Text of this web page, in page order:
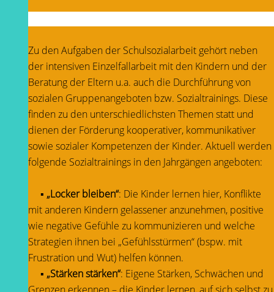
Zu den Aufgaben der Schulsozialarbeit gehört neben
der intensiven Einzelfallarbeit mit den Kindern und der
Beratung der Eltern u.a. auch die Durchführung von
sozialen Gruppenangeboten bzw. Sozialtrainings. Diese
finden zu den unterschiedlichsten Themen statt und
dienen der Förderung kooperativer, kommunikativer
sowie sozialer Kompetenzen der Kinder. Aktuell werden
folgende Sozialtrainings in den Jahrgängen angeboten:
▪ „Locker bleiben“: Die Kinder lernen hier, Konflikte
mit anderen Kindern gelassener anzunehmen, positive
wie negative Gefühle zu kommunizieren und welche
Strategien ihnen bei „Gefühlsstürmen“ (bspw. mit
Frustration und Wut) helfen können.
▪ „Stärken stärken“: Eigene Stärken, Schwächen und